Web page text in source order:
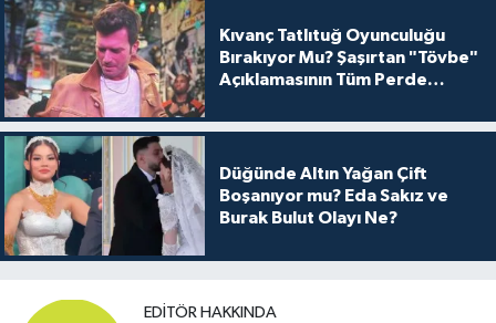
Kıvanç Tatlıtuğ Oyunculuğu
Bırakıyor Mu? Şaşırtan "Tövbe"
Açıklamasının Tüm Perde
Düğünde Altın Yağan Çift
Boşanıyor mu? Eda Sakız ve
Burak Bulut Olayı Ne?
EDITÖR HAKKINDA